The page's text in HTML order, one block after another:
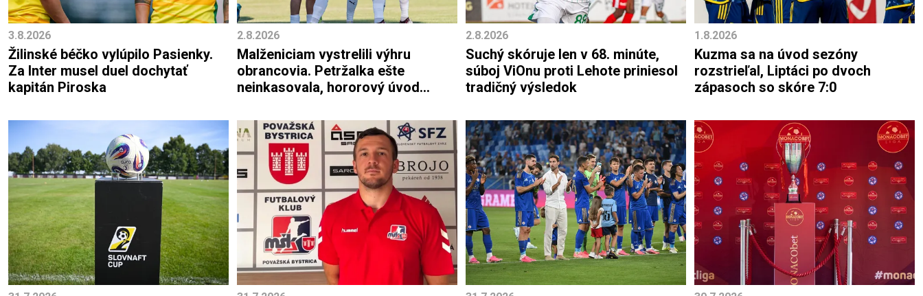
3.8.2026
Žilinské béčko vylúpilo Pasienky.
Za Inter musel duel dochytať
kapitán Piroska
2.8.2026
Malženiciam vystrelili výhru
obrancovia. Petržalka ešte
neinkasovala, hororový úvod
2.8.2026
Suchý skóruje len v 68. minúte,
súboj ViOnu proti Lehote priniesol
tradičný výsledok
1.8.2026
Kuzma sa na úvod sezóny
rozstrieľal, Liptáci po dvoch
zápasoch so skóre 7:0